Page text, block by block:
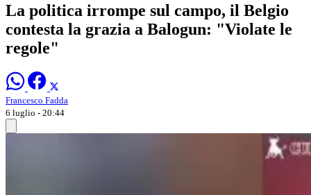
La politica irrompe sul campo, il Belgio
contesta la grazia a Balogun: "Violate le
regole"
Francesco Fadda
6 luglio - 20:44